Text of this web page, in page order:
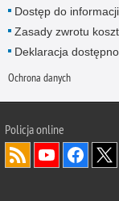
Dostęp do
Zasady zwrotu
Deklaracja
Ochrona danych
Policja online